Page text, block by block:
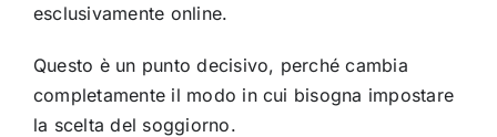
esclusivamente online.
Questo è un punto decisivo, perché cambia
completamente il modo in cui bisogna impostare
la scelta del soggiorno.